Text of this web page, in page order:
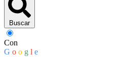
Buscar
Con
G o o g l e